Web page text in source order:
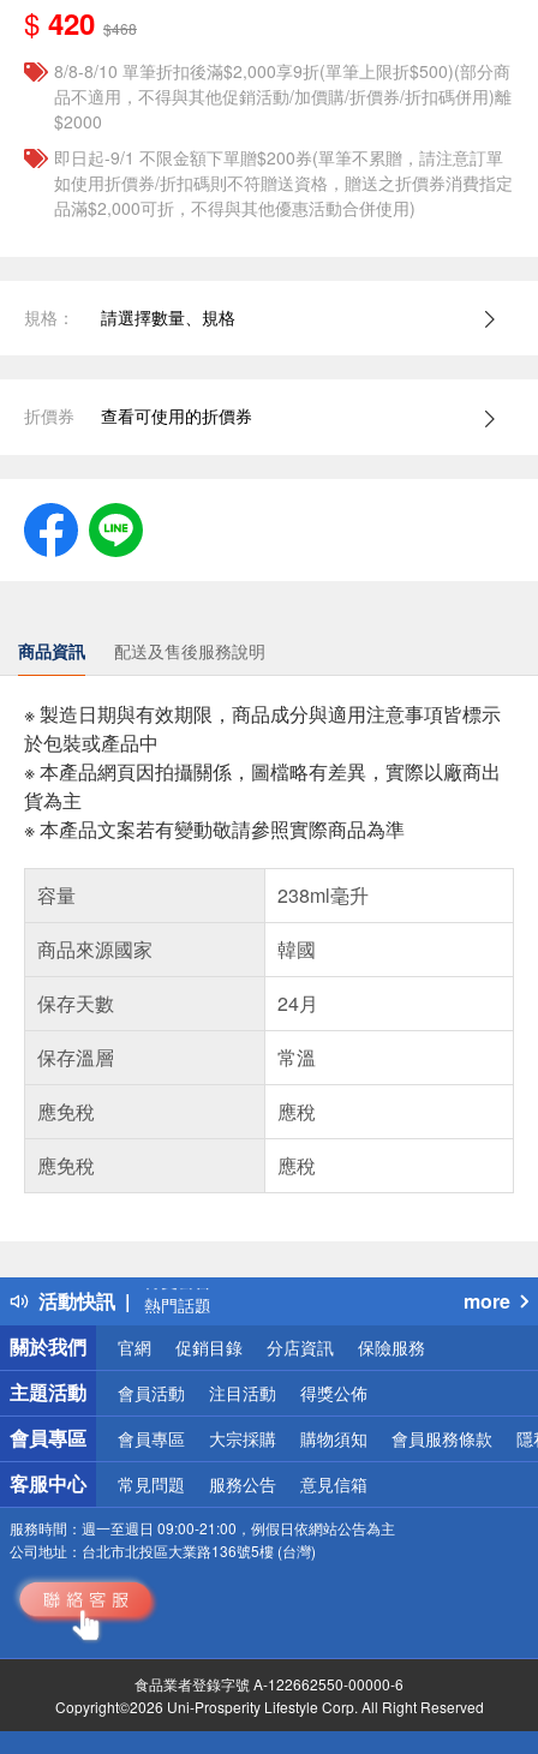
$ 420 $468
8/8-8/10 單筆折扣後滿$2,000享9折(單筆上限折$500)(部分商
品不適用，不得與其他促銷活動/加價購/折價券/折扣碼併用)離
$2000
即日起-9/1 不限金額下單贈$200券(單筆不累贈，請注意訂單
如使用折價券/折扣碼則不符贈送資格，贈送之折價券消費指定
品滿$2,000可折，不得與其他優惠活動合併使用)
規格： 請選擇數量、規格
折價券 查看可使用的折價券
商品資訊 配送及售後服務說明
※ 製造日期與有效期限，商品成分與適用注意事項皆標示
於包裝或產品中
※ 本產品網頁因拍攝關係，圖檔略有差異，實際以廠商出
貨為主
※ 本產品文案若有變動敬請參照實際商品為準
容量
238ml毫升
商品來源國家
韓國
保存天數
24月
保存溫層
常溫
應免稅
應稅
應免稅
應稅
活動快訊
得獎公告
熱門話題
銀行優惠
偏遠地區配送
詐騙網頁！請小心！
more
關於我們
官網 促銷目錄 分店資訊 保險服務
主題活動 會員活動 注目活動 得獎公佈
會員專區 會員專區 大宗採購 購物須知 會員服務條款 隱
客服中心 常見問題 服務公告 意見信箱
服務時間： 週一至週日 09:00-21:00，例假日依網站公告為主
公司地址： 台北市北投區大業路136號5樓 (台灣)
食品業者登錄字號 A-122662550-00000-6
Copyright©2026 Uni-Prosperity Lifestyle Corp. All Right Reserved